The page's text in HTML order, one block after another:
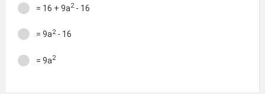
= 16 + 9а2- 16
= 9а2- 16
= 9а2